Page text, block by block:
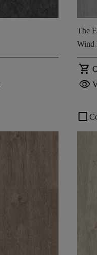
The
Wind
shopping_cart
visibility
check_box_outline_blank